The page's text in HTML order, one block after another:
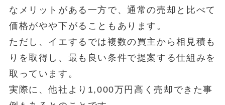
なメリットがある一方で、通常の売却と比べて
価格がやや下がることもあります。
ただし、イエするでは複数の買主から相見積も
りを取得し、最も良い条件で提案する仕組みを
取っています。
実際に、他社より1,000万円高く売却できた事